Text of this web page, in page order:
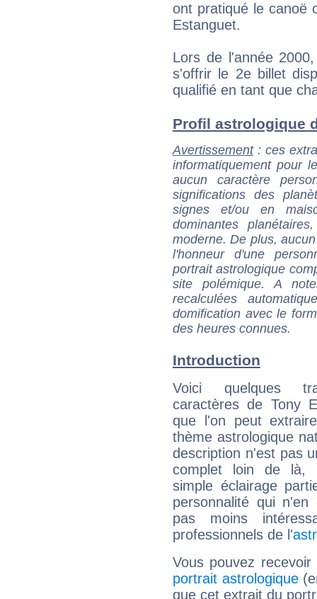
ont pratiqué le canoë
Estanguet.
Lors de l'année
s'offrir le 2e billet
qualifié en tant que
Profil astrologique
Avertissement: ces
informatiquement pour
aucun caractère
significations des
signes et/ou en
dominantes
moderne. De plus,
l'honneur d'une
portrait astrologique
site polémique. A
recalculées
domification avec le
des heures connues.
Introduction
Voici quelques
caractères de Tony
que l'on peut
thème astrologique
description n'est pas
complet loin de là,
simple éclairage
personnalité qui n'en
pas moins
professionnels de l'
Vous pouvez
portrait astrologique
que cet extrait du